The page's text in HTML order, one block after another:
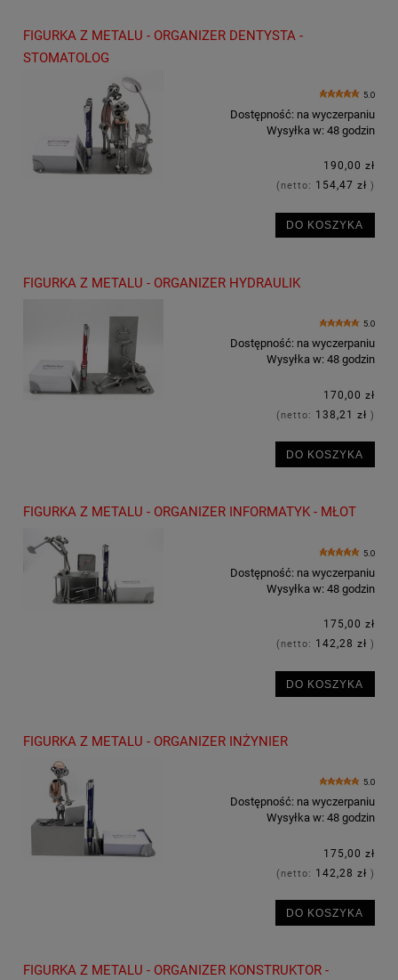
FIGURKA Z METALU - ORGANIZER DENTYSTA -
STOMATOLOG
5.0
Dostępność: na wyczerpaniu
Wysyłka w: 48 godzin
190,00 zł
(netto: 154,47 zł )
DO KOSZYKA
FIGURKA Z METALU - ORGANIZER HYDRAULIK
5.0
Dostępność: na wyczerpaniu
Wysyłka w: 48 godzin
170,00 zł
(netto: 138,21 zł )
DO KOSZYKA
FIGURKA Z METALU - ORGANIZER INFORMATYK - MŁOT
5.0
Dostępność: na wyczerpaniu
Wysyłka w: 48 godzin
175,00 zł
(netto: 142,28 zł )
DO KOSZYKA
FIGURKA Z METALU - ORGANIZER INŻYNIER
5.0
Dostępność: na wyczerpaniu
Wysyłka w: 48 godzin
175,00 zł
(netto: 142,28 zł )
DO KOSZYKA
FIGURKA Z METALU - ORGANIZER KONSTRUKTOR -